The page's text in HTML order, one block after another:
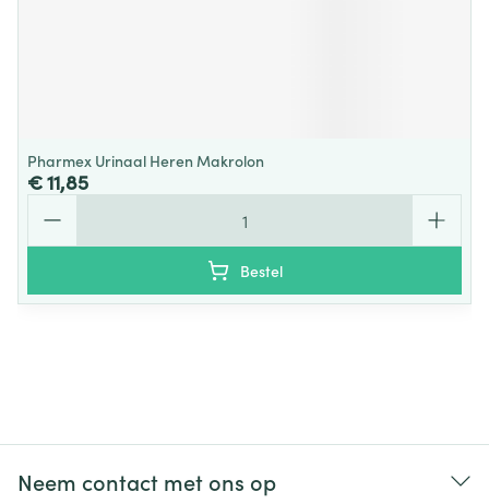
Pharmex Urinaal Heren Makrolon
€ 11,85
Bestel
Neem contact met ons op